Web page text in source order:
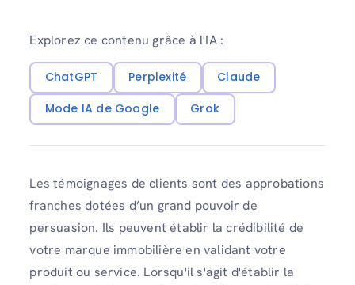
Explorez ce contenu grâce à l'IA :
ChatGPT Perplexité
Claude
Mode IA de Google
Grok
Les témoignages de clients sont des approbations
franches dotées d’un grand pouvoir de
persuasion. Ils peuvent établir la crédibilité de
votre marque immobilière en validant votre
produit ou service. Lorsqu'il s'agit d'établir la